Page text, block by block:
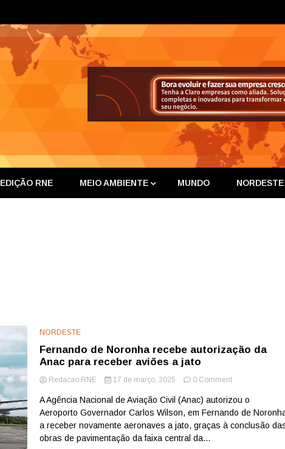
EDIÇÃO RNE MEIO AMBIENTE MUNDO NORDESTE
NORDESTE
Fernando de Noronha recebe autorização da
Anac para receber aviões a jato
Redacao RNE 17 de março, 2025 0 Commenton
de
Noronha
recebe
A Agência Nacional de Aviação Civil (Anac) autorizou o
Aeroporto Governador Carlos Wilson, em Fernando de
a receber novamente aeronaves a jato, graças à conclusão
obras de pavimentação da faixa central da...